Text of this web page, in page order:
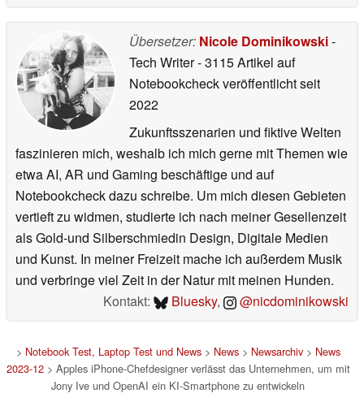
Übersetzer: Nicole Dominikowski-
Tech Writer- 3115 Artikel auf
Notebookcheck veröffentlichtseit
2022
Zukunftsszenarien und fiktive Welten
faszinieren mich, weshalb ich mich gerne mit Themen wie
etwa AI, AR und Gaming beschäftige und auf
Notebookcheck dazu schreibe. Um mich diesen Gebieten
vertieft zu widmen, studierte ich nach meiner Gesellenzeit
als Gold-und Silberschmiedin Design, Digitale Medien
und Kunst. In meiner Freizeit mache ich außerdem Musik
und verbringe viel Zeit in der Natur mit meinen Hunden.
Kontakt:
Bluesky, @nicdominikowski
> Notebook Test, Laptop Test und News> News> Newsarchiv> News
2023-12> Apples iPhone-Chefdesigner verlässt das Unternehmen, um mit
Jony Ive und OpenAI ein KI-Smartphone zu entwickeln